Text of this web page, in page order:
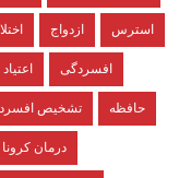
ازدواج استرس
اعتیاد افسردگی
تشخیص حافظه
درمان کرونا